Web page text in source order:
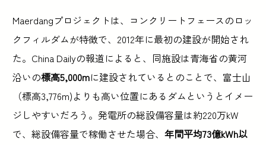
Maerdangプロジェクトは、コンクリートフェースのロッ
クフィルダムが特徴で、2012年に最初の建設が開始され
た。China Dailyの報道によると、同施設は青海省の黄河
沿いの標高5,000mに建設されているとのことで、富士山
（標高3,776m)よりも高い位置にあるダムというとイメー
ジしやすいだろう。発電所の総設備容量は約220万kW
で、総設備容量で稼働させた場合、年間平均73億kWh以